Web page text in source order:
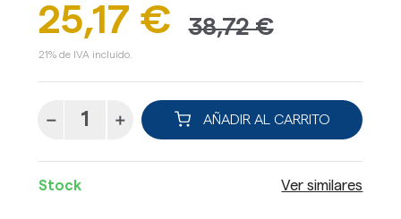
25,17 € 38,72 €
21% de IVA incluido.
AÑADIR AL CARRITO
Stock Ver similares